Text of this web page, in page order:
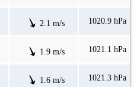
2.1 m/s 1020.9 hPa
1.9 m/s 1021.1 hPa
1.6 m/s 1021.3 hPa